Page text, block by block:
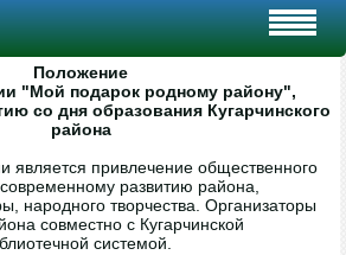
Положение
"Мой подарок родному району",
со дня образования Кугарчинского
района
является привлечение общественного
развитию района,
народного творчества. Организаторы
совместно с Кугарчинской
системой.